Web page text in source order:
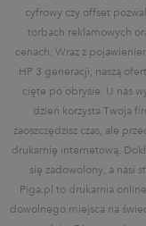
cyfrowy czy offset
torbach reklamowych
cenach. Wraz z
HP 3 generacji, naszą
cięte po obrysie. U nas
dzień korzysta Twoja
zaoszczędzisz czas, ale
drukarnię internetową.
się zadowolony, a nasi
Piga.pl to drukarnia
dowolnego miejsca na